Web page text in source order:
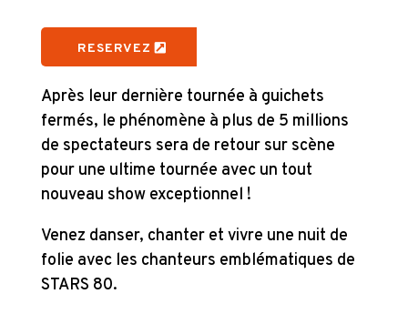
RESERVEZ
Après leur dernière tournée à guichets
fermés, le phénomène à plus de 5 millions
de spectateurs sera de retour sur scène
pour une ultime tournée avec un tout
nouveau show exceptionnel !
Venez danser, chanter et vivre une nuit de
folie avec les chanteurs emblématiques de
STARS 80.